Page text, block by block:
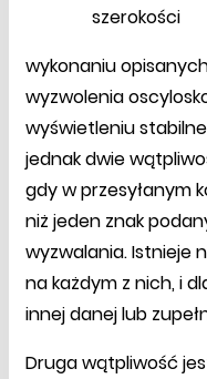
szerokości
wykonaniu
wyzwolenia
wyświetleniu
jednak dwie
gdy w przesyłanym
niż jeden znak
wyzwalania. Istnieje
na każdym z nich, i
innej danej lub
Druga wątpliwość